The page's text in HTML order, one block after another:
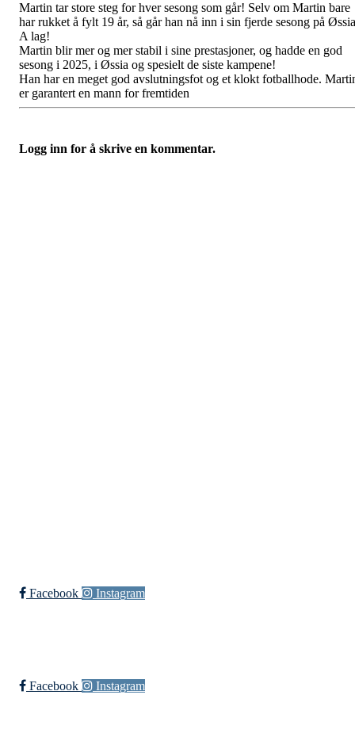
Martin tar store steg for hver sesong som går! Selv om Martin bare
har rukket å fylt 19 år, så går han nå inn i sin fjerde sesong på Øssia
A lag!
Martin blir mer og mer stabil i sine prestasjoner, og hadde en god
sesong i 2025, i Øssia og spesielt de siste kampene!
Han har en meget god avslutningsfot og et klokt fotballhode.
er garantert en mann for fremtiden
Logg inn for å skrive en kommentar.
Facebook Instagram
Facebook Instagram